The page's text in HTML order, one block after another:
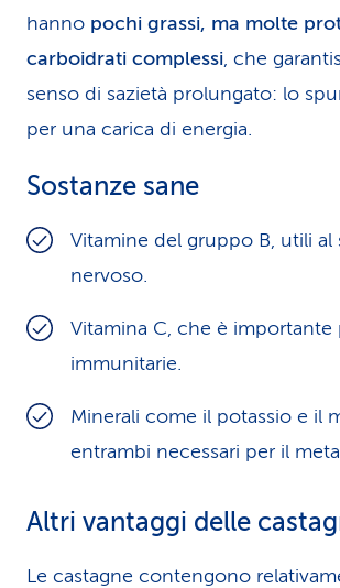
hanno pochi grassi, ma molte
carboidrati complessi, che
senso di sazietà prolungato: lo
per una carica di energia.
Sostanze sane
Vitamine del gruppo B, utili al
nervoso.
Vitamina C, che è importante
immunitarie.
Minerali come il potassio e il
entrambi necessari per il
Altri vantaggi delle
Le castagne contengono